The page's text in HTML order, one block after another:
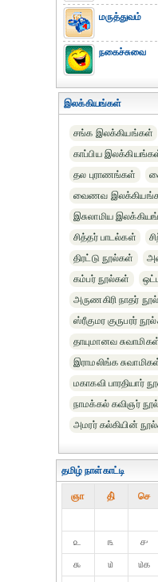
மருத்துவம்
நகைச்சுவை
இலக்கியங்கள்
சங்க இலக்கியங்கள்
காப்பிய
தல புராணங்கள்
வைணவ
இசுலாமிய
சித்தர் பாடல்கள்
திரட்டு நூல்கள்
கம்பர் நூல்கள்
அருணகிரி நாதர்
ஸ்ரீகுமர குருபரர்
தாயுமானவ
இராமலிங்க
மகாகவி பாரதியார்
நாமக்கல் கவிஞர்
அமரர் கல்கியின்
தமிழ் நாள்காட்டி
ஞா தி் செ
௨
௩ ௪
௯
௰ ௰௧